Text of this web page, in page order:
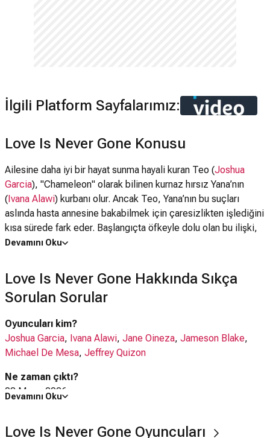
İlgili Platform Sayfalarımız:
Love Is Never Gone Konusu
Ailesine daha iyi bir hayat sunma hayali kuran Teo (Joshua
Garcia), "Chameleon" olarak bilinen kurnaz hırsız Yana’nın
( Ivana Alawi) kurbanı olur. Ancak Teo, Yana’nın bu suçları
aslında hasta annesine bakabilmek için çaresizlikten işlediğini
kısa sürede fark eder. Başlangıçta öfkeyle dolu olan bu ilişki,
paylaşılan acılar ve yapılan fedakarlıklar sayesinde derin bir
bağlantıları, beklenmedik bir ihaneti ve Teo’nun haksız yere
hapse girmesini beraberinde getirir. Teo, parmaklıklar ardında
hayatının Yana tarafından mahvedildiğine inanarak yıllarını
Yıllar sonra affedilerek Filipinler’e dönen Teo, geçmişin
izlerini silip hayatını yeniden kurmaya çalışırken sarsıcı bir
gerçekle yüzleşir; güçlü bir iş insanı olan Ace Verona'nın eşi
Gem, kaybettiği Yana’nın tıpatıp aynısıdır. Adalet arayışıyla bu
tehlikeli dünyanın içine sızan Teo, hem nüfuzlu Verona
bırakmak için göze aldığı büyük fedakarlığı keşfeder. İhanet,
Devamını Oku
Love Is Never Gone Hakkında Sıkça
Sorulan Sorular
Oyuncuları kim?
Joshua Garcia, Ivana Alawi, Jane Oineza, Jameson Blake,
Michael De Mesa, Jeffrey Quizon
Ne zaman çıktı?
08 Mayıs 2026
Love Is Never Gone dizisiFilipinler'de çekilmiştir.
Devamını Oku
Love Is Never Gone Oyuncuları